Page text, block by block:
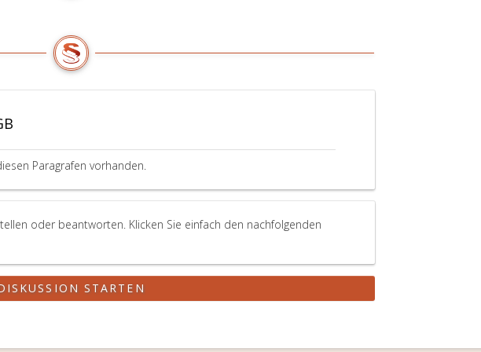
Paragrafen vorhanden.
oder beantworten. Klicken Sie einfach den nachfolgenden
STARTEN